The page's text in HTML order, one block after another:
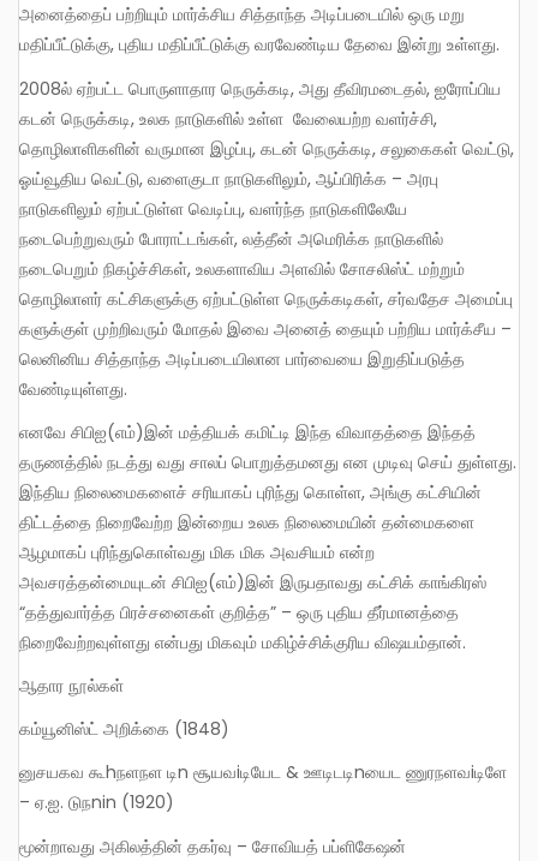
அனைத்தைப் பற்றியும் மார்க்சிய சித்தாந்த அடிப்படையில் ஒரு மறு
மதிப்பீட்டுக்கு, புதிய மதிப்பீட்டுக்கு வரவேண்டிய தேவை இன்று உள்ளது.
2008ல் ஏற்பட்ட பொருளாதார நெருக்கடி, அது தீவிரமடைதல், ஐரோப்பிய
கடன் நெருக்கடி, உலக நாடுகளில் உள்ள வேலையற்ற வளர்ச்சி,
தொழிலாளிகளின் வருமான இழப்பு, கடன் நெருக்கடி, சலுகைகள் வெட்டு,
ஓய்வூதிய வெட்டு, வளைகுடா நாடுகளிலும், ஆப்பிரிக்க – அரபு
நாடுகளிலும் ஏற்பட்டுள்ள வெடிப்பு, வளர்ந்த நாடுகளிலேயே
நடைபெற்றுவரும் போராட்டங்கள், லத்தீன் அமெரிக்க நாடுகளில்
நடைபெறும் நிகழ்ச்சிகள், உலகளாவிய அளவில் சோசலிஸ்ட் மற்றும்
தொழிலாளர் கட்சிகளுக்கு ஏற்பட்டுள்ள நெருக்கடிகள், சர்வதேச அமைப்பு
களுக்குள் முற்றிவரும் மோதல் இவை அனைத் தையும் பற்றிய மார்க்சீய –
லெனினிய சித்தாந்த அடிப்படையிலான பார்வையை இறுதிப்படுத்த
வேண்டியுள்ளது.
எனவே சிபிஐ(எம்)இன் மத்தியக் கமிட்டி இந்த விவாதத்தை இந்தத்
தருணத்தில் நடத்து வது சாலப் பொறுத்தமனது என முடிவு செய் துள்ளது.
இந்திய நிலைமைகளைச் சரியாகப் புரிந்து கொள்ள, அங்கு கட்சியின்
திட்டத்தை நிறைவேற்ற இன்றைய உலக நிலைமையின் தன்மைகளை
ஆழமாகப் புரிந்துகொள்வது மிக மிக அவசியம் என்ற
அவசரத்தன்மையுடன் சிபிஐ(எம்)இன் இருபதாவது கட்சிக் காங்கிரஸ்
“தத்துவார்த்த பிரச்சனைகள் குறித்த” – ஒரு புதிய தீர்மானத்தை
நிறைவேற்றவுள்ளது என்பது மிகவும் மகிழ்ச்சிக்குரிய விஷயம்தான்.
ஆதார நூல்கள்
கம்யூனிஸ்ட் அறிக்கை (1848)
னுசயகவ கூhநளநள டிn சூயவiடியேட & ஊடிடடிnயைட ணுரநளவiடிளே
– ஏ.ஐ. டுநnin (1920)
மூன்றாவது அகிலத்தின் தகர்வு – சோவியத் பப்ளிகேஷன்